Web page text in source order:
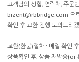
고객님의 성함, 연락처, 주문
bizent@rbbridge.com 으
확인 후 교환 진행 도와드리
교환(환불)절차 : 메일 확인
상품확인 후, 상품 재발송(or